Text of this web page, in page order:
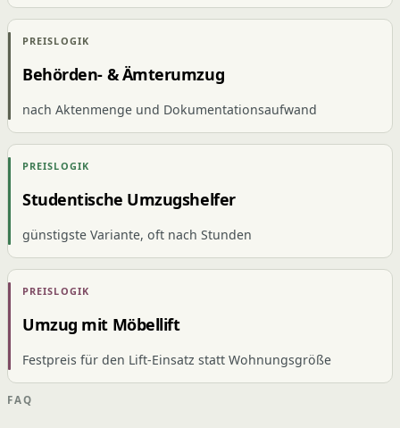
PREISLOGIK
Behörden- & Ämterumzug
nach Aktenmenge und Dokumentationsaufwand
PREISLOGIK
Studentische Umzugshelfer
günstigste Variante, oft nach Stunden
PREISLOGIK
Umzug mit Möbellift
Festpreis für den Lift-Einsatz statt Wohnungsgröße
FAQ